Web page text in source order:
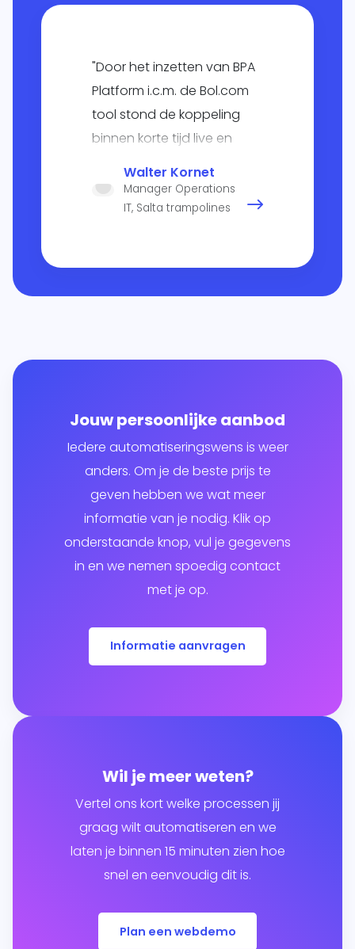
"Door het inzetten van BPA
Platform i.c.m. de Bol.com
tool stond de koppeling
binnen korte tijd live en
soepel verwerkt, geleverd
en kan er naar hartenlust
Walter Kornet
Manager Operations
IT, Salta trampolines
Jouw persoonlijke aanbod
Iedere automatiseringswens is weer
anders. Om je de beste prijs te
geven hebben we wat meer
informatie van je nodig. Klik op
onderstaande knop, vul je gegevens
in en we nemen spoedig contact
met je op.
Informatie aanvragen
Wil je meer weten?
Vertel ons kort welke processen jij
graag wilt automatiseren en we
laten je binnen 15 minuten zien hoe
snel en eenvoudig dit is.
Plan een webdemo